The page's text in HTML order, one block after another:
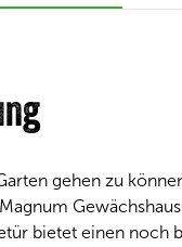
gehen zu
bietet einen